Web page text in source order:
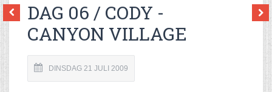
DAG 06 / CODY -
CANYON VILLAGE
DINSDAG 21 JULI 2009